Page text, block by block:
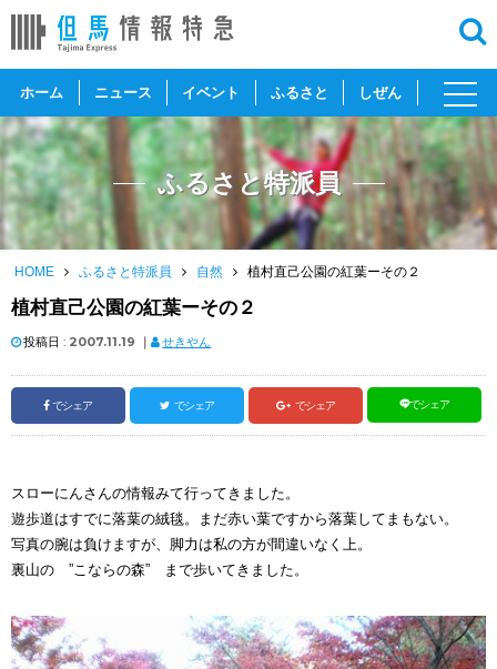
ホーム ニュース イベント ふるさと しぜん
toggle
ふるさと特派員
HOME ふるさと特派員 自然 植村直己公園の紅葉ーその２
植村直己公園の紅葉ーその２
投稿日 : 2007.11.19 ｜ せきやん
でシェア でシェア でシェア でシェア
スローにんさんの情報みて行ってきました。
遊歩道はすでに落葉の絨毯。まだ赤い葉ですから落葉してまもない。
写真の腕は負けますが、脚力は私の方が間違いなく上。
裏山の ”こならの森” まで歩いてきました。